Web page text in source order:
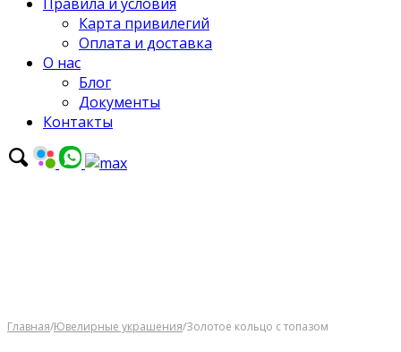
Карта привилегий
Оплата и доставка
О нас
Блог
Документы
Контакты
Главная/Ювелирные украшения/Золотое кольцо с топазом